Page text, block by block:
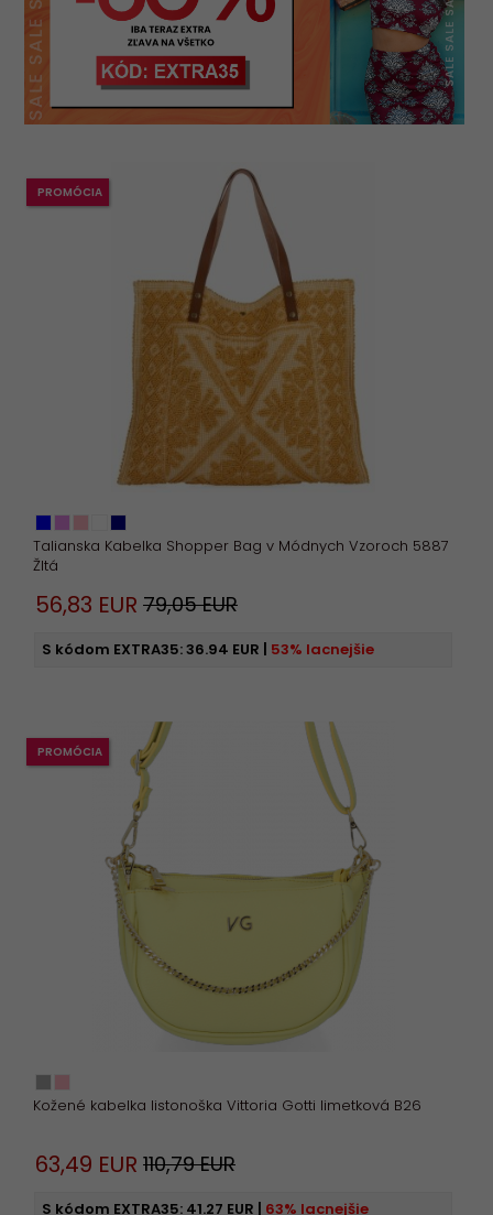
Talianska Kabelka Shopper Bag v Módnych Vzoroch 5887
Žltá
PROMÓCIA
56,83 EUR 79,05 EUR
S kódom EXTRA35:36.94 EUR 53% lacnejšie
Kožené kabelka listonoška Vittoria Gotti limetková B26
PROMÓCIA
63,49 EUR 110,79 EUR
S kódom EXTRA35: 41.27 EUR 63% lacnejšie